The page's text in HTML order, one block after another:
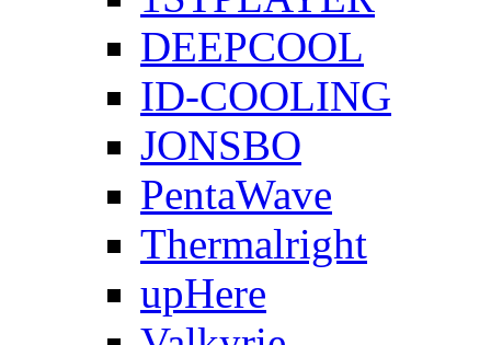
DEEPCOOL
ID-COOLING
JONSBO
PentaWave
Thermalright
upHere